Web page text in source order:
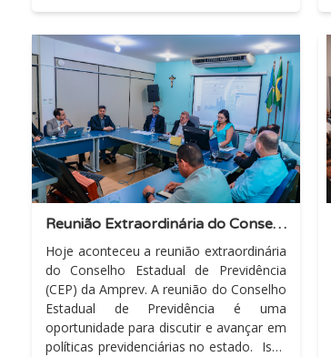
Reunião Extraordinária do Conselho Estadual de Previdência (CEP)
Hoje aconteceu a reunião extraordinária
do Conselho Estadual de Previdência
(CEP) da Amprev. A reunião do Conselho
Estadual de Previdência é uma
oportunidade para discutir e avançar em
políticas previdenciárias no estado. Isso